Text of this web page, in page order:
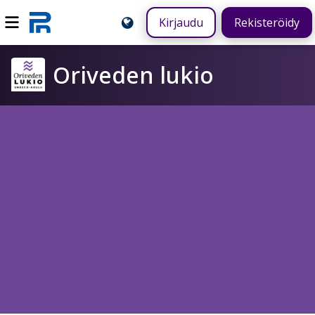
Kirjaudu Rekisteröidy
Oriveden lukio